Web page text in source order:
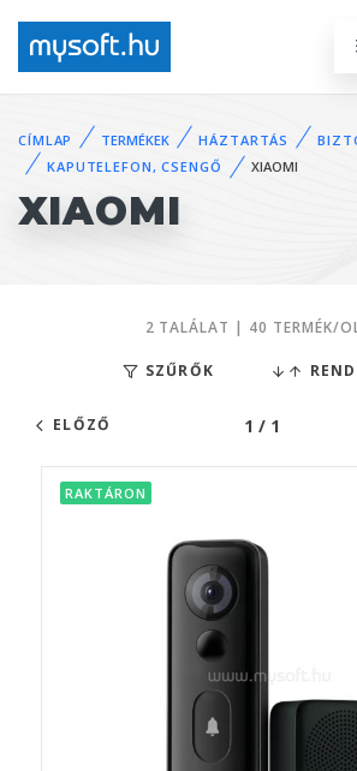
CÍMLAP TERMÉKEK HÁZTARTÁS
KAPUTELEFON, CSENGŐ
XIAOMI
XIAOMI
2 TALÁLAT | 40 TERMÉK/
SZŰRŐK
ELŐZŐ 1 / 1
RAKTÁRON